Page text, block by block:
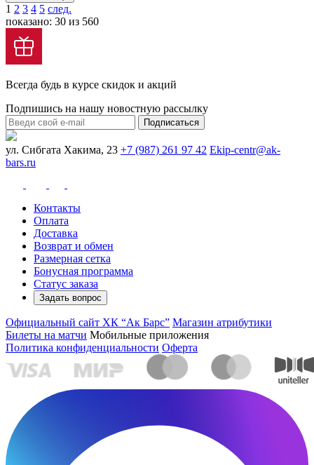
1 2 3 4 5 след.
показано: 30 из 560
Всегда будь в курсе скидок и акций
Подпишись на нашу новостную рассылку
Подписаться
ул. Сибгата Хакима, 23 +7 (987) 261 97 42 Ekip-centr@ak-
bars.ru
Контакты
Оплата
Доставка
Возврат и обмен
Размерная сетка
Бонусная программа
Статус заказа
Задать вопрос
Официальный сайт ХК “Ак Барс” Магазин атрибутики
Билеты на матчи Мобильные приложения
Политика конфиденциальности Оферта